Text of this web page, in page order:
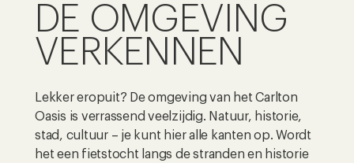
DE OMGEVING
VERKENNEN
Lekker eropuit? De omgeving van het Carlton
Oasis is verrassend veelzijdig. Natuur, historie,
stad, cultuur – je kunt hier alle kanten op. Wordt
het een fietstocht langs de stranden en historie